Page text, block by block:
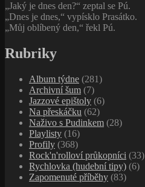
„Jaký je dnes den?“ zeptal se Pú.
„Dnes je dnes,“ vypísklo Prasátko.
„Můj oblíbený den,“ řekl Pú.
Rubriky
Album týdne (281)
Archivní šum (7)
Jazzové epištoly (6)
Na přeskáčku (62)
Naživo s Pudinkem (28)
Playlisty (16)
Profily (368)
Rock'n'rolloví průkopníci (33)
Rychlovka (hudební tipy) (6)
Zapomenuté příběhy (83)